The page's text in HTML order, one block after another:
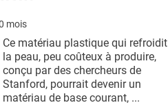
mois
Ce matériau plastique qui refroidit
la peau, peu coûteux à produire,
conçu par des chercheurs de
Stanford, pourrait devenir un
matériau de base courant, ...